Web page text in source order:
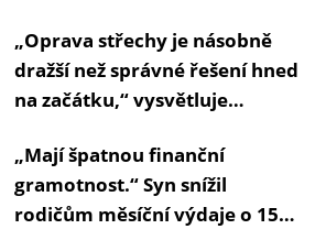
„Oprava střechy je násobně
dražší než správné řešení hned
na začátku,“ vysvětluje
„Mají špatnou finanční
gramotnost.“ Syn snížil
rodičům měsíční výdaje o 15